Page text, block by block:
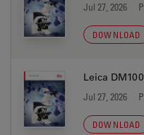
Jul 27, 2026
DOWNLOAD
Leica
Jul 27, 2026
DOWNLOAD